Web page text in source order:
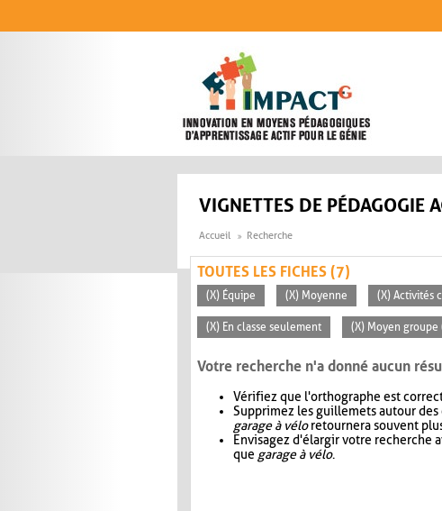
VIGNETTES DE PÉDAGOGIE
Accueil Recherche
TOUTES LES FICHES (7)
(X) Équipe (X) Moyenne (X) Activités
(X) En classe seulement (X) Moyen
Votre recherche n'a donné aucun
Vérifiez que l'orthographe est
Supprimez les guillemets autour
garage à véloretournera souvent
Envisagez d'élargir votre recherche
que garage à vélo.